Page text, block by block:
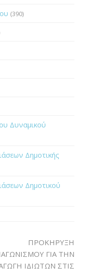
(390)
Δυναμικού
Δημοτικής
Δημοτικού
ΠΡΟΚΗΡΥΞΗ
ΓΙΑ ΤΗΝ
ΙΔΙΩΤΩΝ ΣΤΙΣ